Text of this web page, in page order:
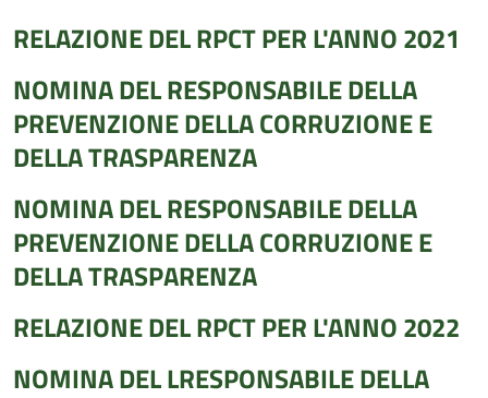
RELAZIONE DEL RPCT PER L'ANNO 2021
NOMINA DEL RESPONSABILE DELLA
PREVENZIONE DELLA CORRUZIONE E
DELLA TRASPARENZA
NOMINA DEL RESPONSABILE DELLA
PREVENZIONE DELLA CORRUZIONE E
DELLA TRASPARENZA
RELAZIONE DEL RPCT PER L'ANNO 2022
NOMINA DEL LRESPONSABILE DELLA